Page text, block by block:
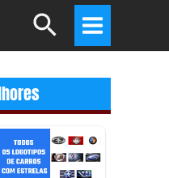
Search
Main
Menu